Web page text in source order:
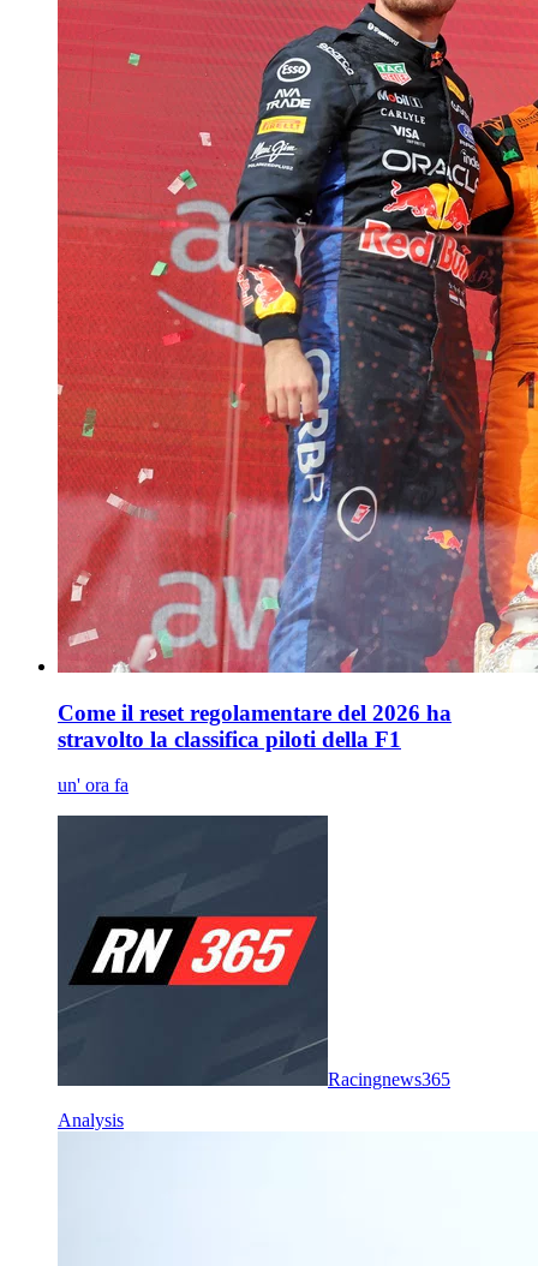
Come il reset regolamentare del 2026 ha
stravolto la classifica piloti della F1
un' ora fa
Racingnews365
Analysis